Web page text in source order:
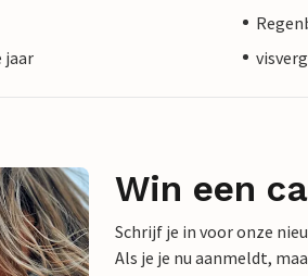
jaar
Win een
Schrijf je in voor onze
Als je je nu aanmeldt,